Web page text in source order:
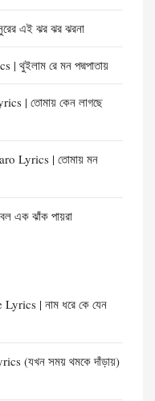
এই ঝর ঝর ঝরনা
রে মন পদ্মপাতায়
| তোমায় কেন লাগছে
Lyrics | তোমায় মন
এক ঝাঁক পায়রা
| নাম ধরে কে যেন
(যখন সময় থমকে দাঁড়ায়)